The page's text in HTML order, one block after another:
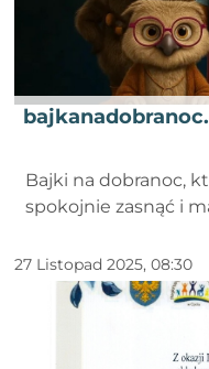
Bajki na dobranoc,
spokojnie zasnąć i
27 Listopad 2025, 08:30